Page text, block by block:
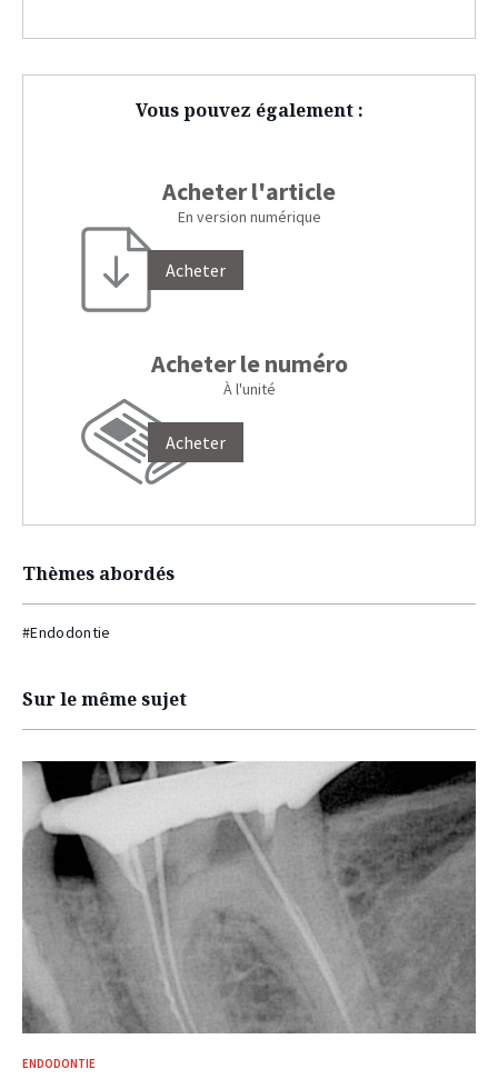
Vous pouvez également :
Acheter l'article
En version numérique
Acheter
Acheter le numéro
À l'unité
Acheter
Thèmes abordés
#Endodontie
Sur le même sujet
ENDODONTIE